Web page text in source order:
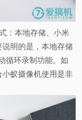
：本地存储、小米
明的是，本地存储
循环录制功能。如
蚁摄像机使用是非